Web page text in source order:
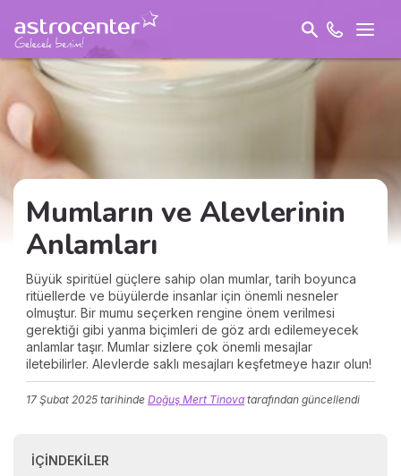
Mumların ve Alevlerinin
Anlamları
Büyük spiritüel güçlere sahip olan mumlar, tarih boyunca
ritüellerde ve büyülerde insanlar için önemli nesneler
olmuştur. Bir mumu seçerken rengine önem verilmesi
gerektiği gibi yanma biçimleri de göz ardı edilemeyecek
anlamlar taşır. Mumlar sizlere çok önemli mesajlar
iletebilirler. Alevlerde saklı mesajları keşfetmeye hazır olun!
17 Şubat 2025 tarihinde Doğuş Mert Tinova tarafından güncellendi
İÇINDEKILER